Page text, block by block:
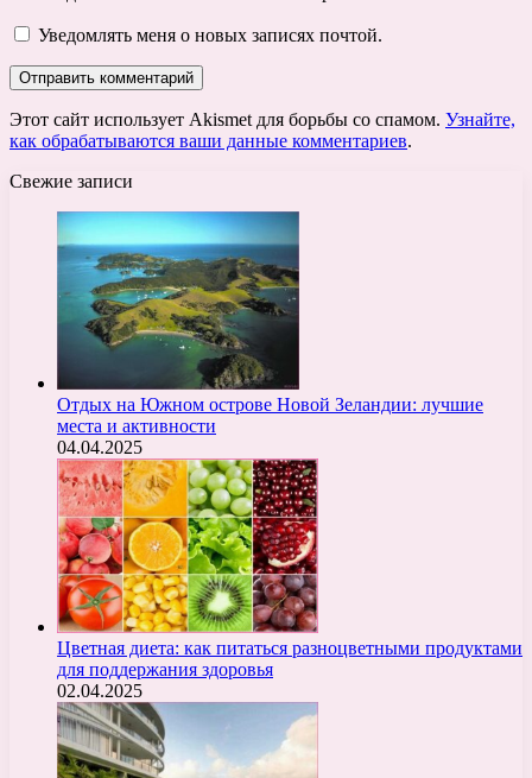
Уведомлять меня о новых записях почтой.
Этот сайт использует Akismet для борьбы со спамом. Узнайте,
как обрабатываются ваши данные комментариев.
Свежие записи
Отдых на Южном острове Новой Зеландии: лучшие
места и активности
04.04.2025
Цветная диета: как питаться разноцветными продуктами
для поддержания здоровья
02.04.2025